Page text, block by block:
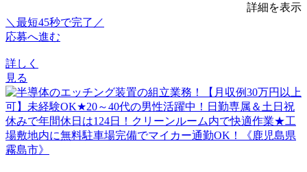
詳細を表示
＼最短45秒で完了／
応募へ進む
詳しく
見る